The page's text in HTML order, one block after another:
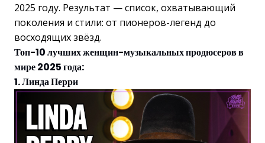
2025 году. Результат — список, охватывающий
поколения и стили: от пионеров-легенд до
восходящих звёзд.
Топ-10 лучших женщин-музыкальных продюсеров в
мире 2025 года:
1. Линда Перри